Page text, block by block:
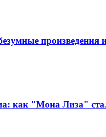
произведения
как "Мона Лиза"